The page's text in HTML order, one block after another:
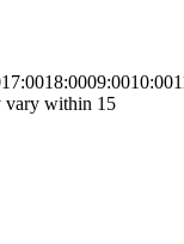
17:0018:0009:0010:00
vary within 15